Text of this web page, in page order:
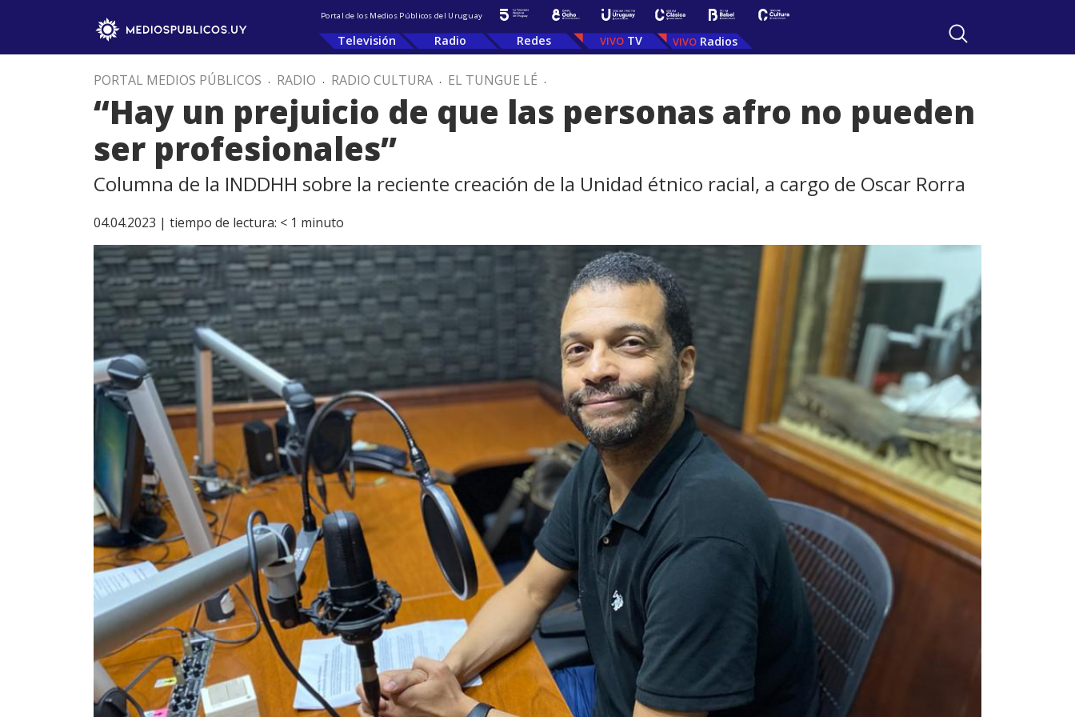
Portal de los Medios Públicos del Uruguay
Televisión Radio Redes TV Radios
PORTAL MEDIOS PÚBLICOS . RADIO . RADIO CULTURA . EL TUNGUE LÉ .
“Hay un prejuicio de que las personas afro no pueden
ser profesionales”
Columna de la INDDHH sobre la reciente creación de la Unidad étnico racial, a cargo de Oscar Rorra
04.04.2023 | tiempo de lectura: < 1 minuto